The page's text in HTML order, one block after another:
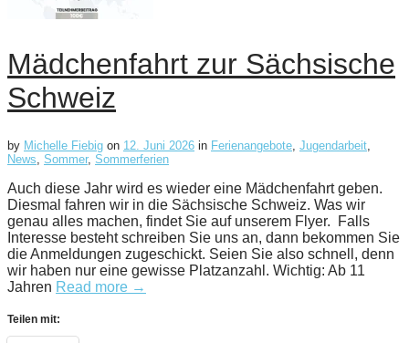
Mädchenfahrt zur Sächsische
Schweiz
by Michelle Fiebig on 12. Juni 2026 in Ferienangebote, Jugendarbeit,
News, Sommer, Sommerferien
Auch diese Jahr wird es wieder eine Mädchenfahrt geben.
Diesmal fahren wir in die Sächsische Schweiz. Was wir
genau alles machen, findet Sie auf unserem Flyer. Falls
Interesse besteht schreiben Sie uns an, dann bekommen Sie
die Anmeldungen zugeschickt. Seien Sie also schnell, denn
wir haben nur eine gewisse Platzanzahl. Wichtig: Ab 11
Jahren Read more →
Teilen mit: